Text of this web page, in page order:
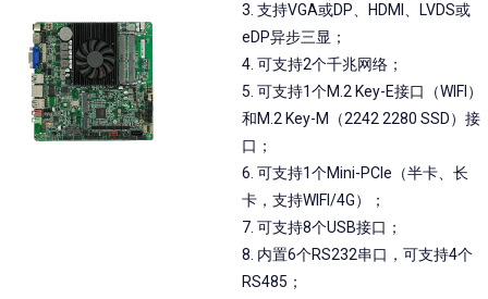
3. 支持VGA或DP、HDMI、LVDS或
eDP异步三显；
4. 可支持2个千兆网络；
5. 可支持1个M.2 Key-E接口（WIFI）
和M.2 Key-M（2242 2280 SSD）接
口；
6. 可支持1个Mini-PCIe（半卡、长
卡，支持WIFI/4G）；
7. 可支持8个USB接口；
8. 内置6个RS232串口，可支持4个
RS485；